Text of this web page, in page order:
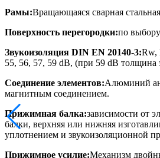
Рамы:Вращающаяся сварная
Поверхность перегородки:по выбору
Звукоизоляция DIN EN 20140-3:Rw,
55, 56, 57, 59 dB, (при 59 dB толщина
Соединение элементов:Алюминий
магнитным соединением.
Прижимная балка:зависимости от
балки, верхняя или нижняя
уплотнением и звукоизоляционной
Прижимное усилие:Механизм